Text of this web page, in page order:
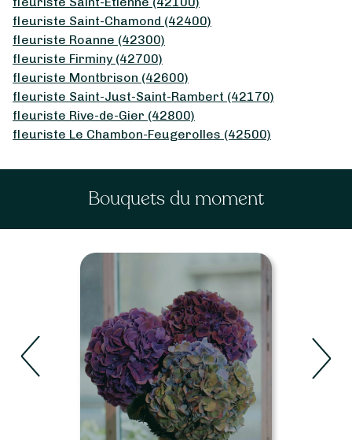
fleuriste Saint-Chamond (42400)
fleuriste Roanne (42300)
fleuriste Firminy (42700)
fleuriste Montbrison (42600)
fleuriste Saint-Just-Saint-Rambert (42170)
fleuriste Rive-de-Gier (42800)
fleuriste Le Chambon-Feugerolles (42500)
Bouquets du moment